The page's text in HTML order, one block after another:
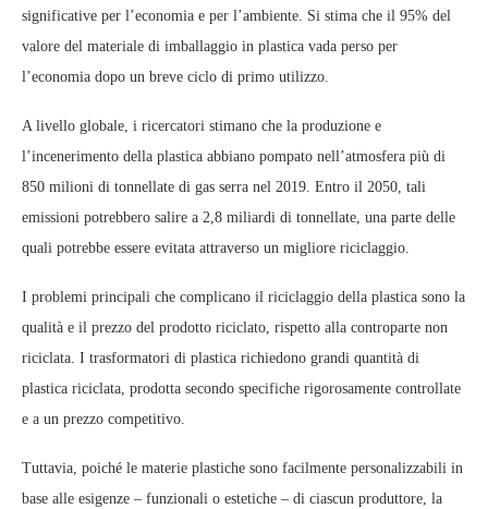
significative per l’economia e per l’ambiente. Si stima che il 95% del
valore del materiale di imballaggio in plastica vada perso per
l’economia dopo un breve ciclo di primo utilizzo.
A livello globale, i ricercatori stimano che la produzione e
l’incenerimento della plastica abbiano pompato nell’atmosfera più di
850 milioni di tonnellate di gas serra nel 2019. Entro il 2050, tali
emissioni potrebbero salire a 2,8 miliardi di tonnellate, una parte delle
quali potrebbe essere evitata attraverso un migliore riciclaggio.
I problemi principali che complicano il riciclaggio della plastica sono la
qualità e il prezzo del prodotto riciclato, rispetto alla controparte non
riciclata. I trasformatori di plastica richiedono grandi quantità di
plastica riciclata, prodotta secondo specifiche rigorosamente controllate
e a un prezzo competitivo.
Tuttavia, poiché le materie plastiche sono facilmente personalizzabili in
base alle esigenze – funzionali o estetiche – di ciascun produttore, la